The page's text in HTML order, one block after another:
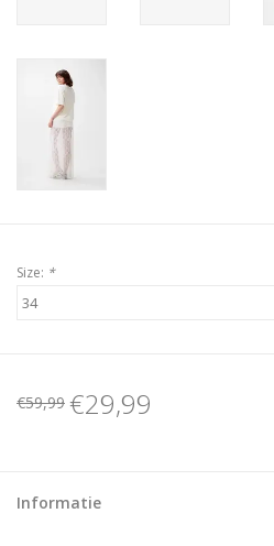
Size: *
€59,99 €29,99
Informatie